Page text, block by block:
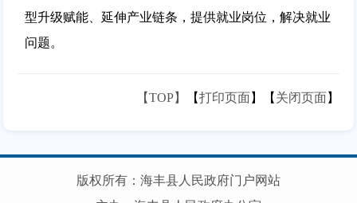
型升级赋能、延伸产业链条，提供就业岗位，解决就业
问题。
【TOP】 【打印页面】【 关闭页面】
版权所有：海丰县人民政府门户网站